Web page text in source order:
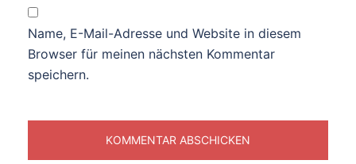
Name, E-Mail-Adresse und Website in diesem
Browser für meinen nächsten Kommentar
speichern.